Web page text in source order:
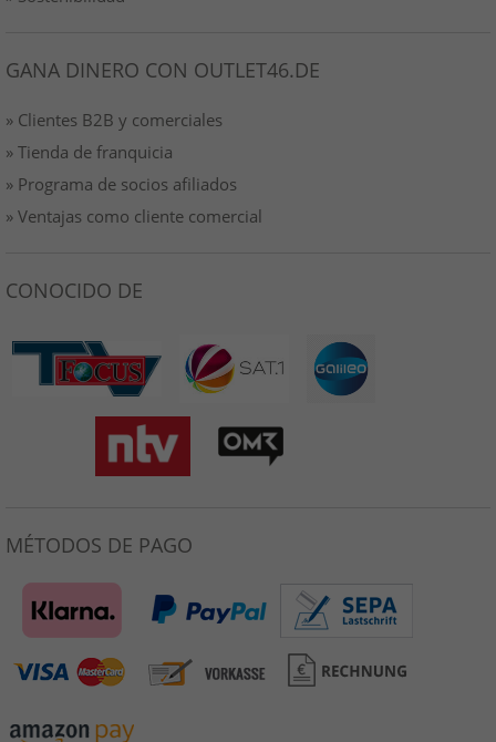
GANA DINERO CON OUTLET46.DE
» Clientes B2B y comerciales
» Tienda de franquicia
» Programa de socios afiliados
» Ventajas como cliente comercial
CONOCIDO DE
MÉTODOS DE PAGO